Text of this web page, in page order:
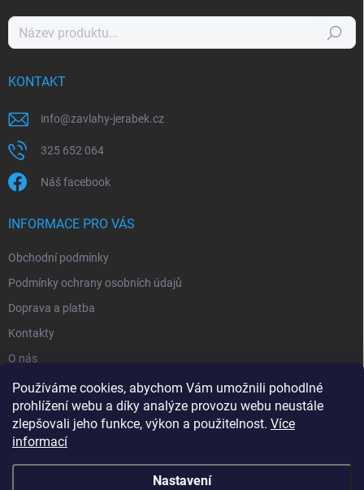
Používáme cookies, abychom Vám umožnili pohodlné
prohlížení webu a díky analýze provozu webu neustále
zlepšovali jeho funkce, výkon a použitelnost. Více
informací
Nastavení
Hledat
KONTAKT
info@zavlahy-jerabek.cz
325 652 064
Náš facebook
INFORMACE PRO VÁS
Obchodní podmínky
Podmínky ochrany osobních údajů
Doprava a platba
Kontakty
O nás
Reklamace